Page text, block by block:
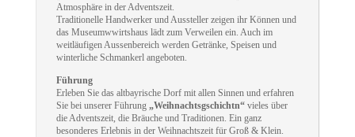
Atmosphäre in der Adventszeit.
Traditionelle Handwerker und Aussteller zeigen ihr Können und
das Museumwwirtshaus lädt zum Verweilen ein. Auch im
weitläufigen Aussenbereich werden Getränke, Speisen und
winterliche Schmankerl angeboten.
Führung
Erleben Sie das altbayrische Dorf mit allen Sinnen und erfahren
Sie bei unserer Führung „Weihnachtsgschichtn“vieles über
die Adventszeit, die Bräuche und Traditionen. Ein ganz
besonderes Erlebnis in der Weihnachtszeit für Groß & Klein.